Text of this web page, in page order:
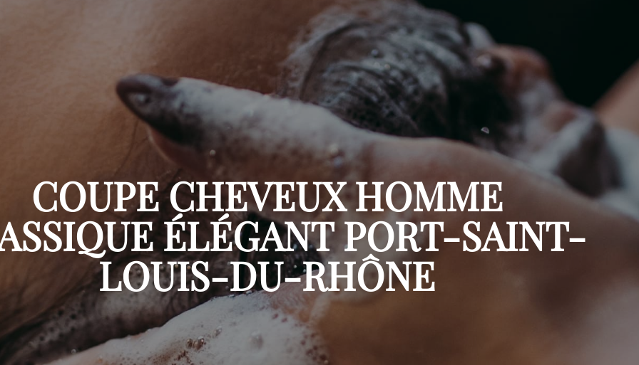
COUPE CHEVEUX HOMME
ÉLÉGANT PORT-SAINT-
LOUIS-DU-RHÔNE